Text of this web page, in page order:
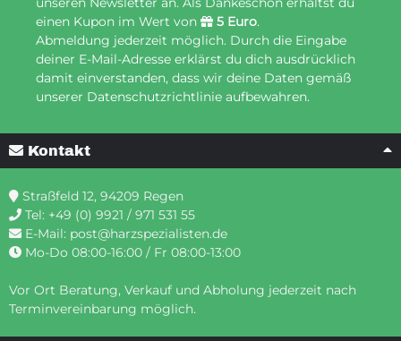
einen Kupon im Wert von
5 Euro.
Abmeldung jederzeit möglich. Durch die Eingabe
deiner E-Mail-Adresse erklärst du dich ausdrücklich
damit einverstanden, dass wir deine Daten gemäß
unserer Datenschutzrichtlinie aufbewahren.
Kontakt
Straßfeld 12, 94209 Regen
Tel: +49 (0) 9921 / 971 531 55
E-Mail: post@harzspezialisten.de
Mo-Do 08:00-16:00 / Fr 08:00-13:00
Vor Ort Beratung, Verkauf und Abholung jederzeit nach
Terminvereinbarung möglich.